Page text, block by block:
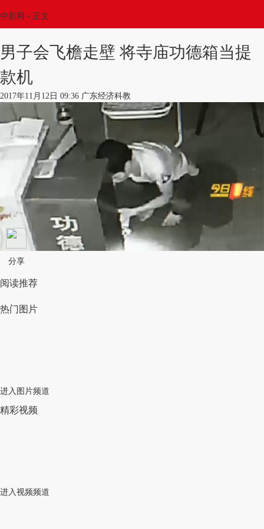
中新网 • 正文
男子会飞檐走壁 将寺庙功德箱当提
款机
2017年11月12日 09:36 广东经济科教
分享
阅读推荐
热门图片
进入图片频道
精彩视频
进入视频频道